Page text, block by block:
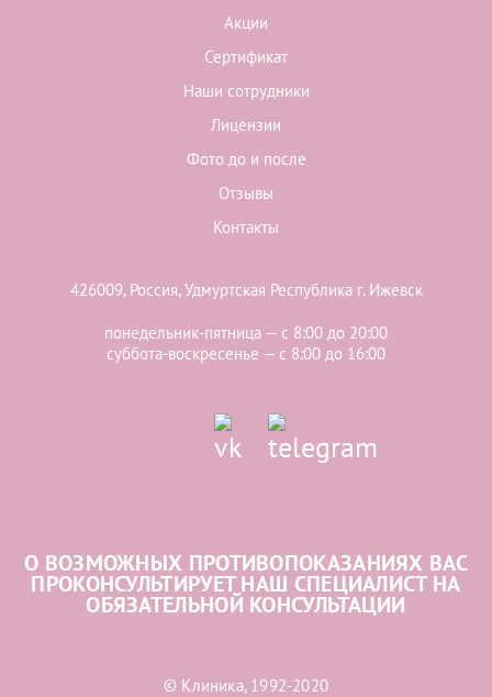
Акции
Сертификат
Наши сотрудники
Лицензии
Фото до и после
Отзывы
Контакты
426009, Россия, Удмуртская Республика г. Ижевск
понедельник-пятница — с 8:00 до 20:00
суббота-воскресенье — с 8:00 до 16:00
О ВОЗМОЖНЫХ ПРОТИВОПОКАЗАНИЯХ ВАС
ПРОКОНСУЛЬТИРУЕТ НАШ СПЕЦИАЛИСТ НА
ОБЯЗАТЕЛЬНОЙ КОНСУЛЬТАЦИИ
© Клиника, 1992-2020